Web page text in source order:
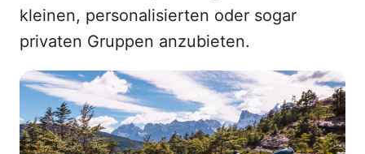
kleinen, personalisierten oder sogar
privaten Gruppen anzubieten.